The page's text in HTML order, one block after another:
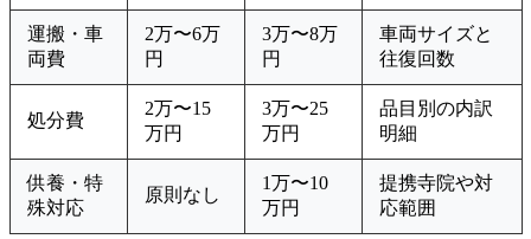
運搬・車
両費
2万〜6万
円
3万〜8万
円
車両サイズと
往復回数
処分費
2万〜15
万円
3万〜25
万円
品目別の内訳
明細
供養・特
殊対応
原則なし
1万〜10
万円
提携寺院や対
応範囲